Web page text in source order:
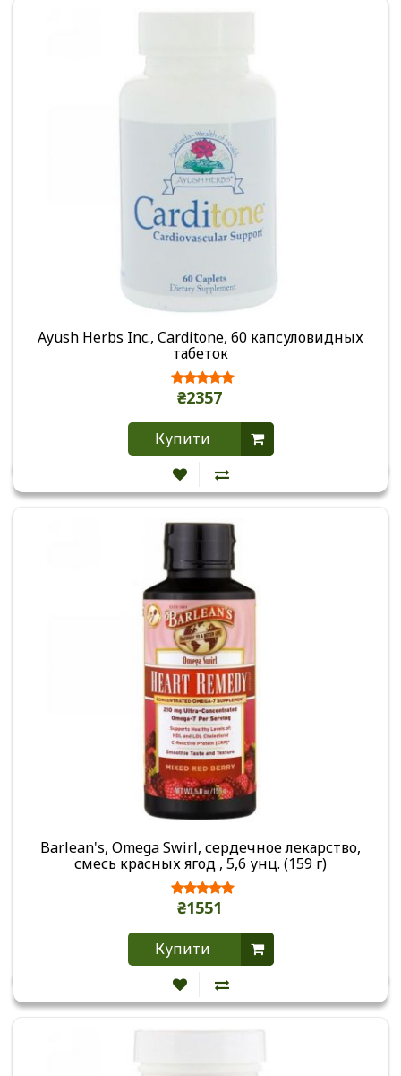
Ayush Herbs Inc., Carditone, 60 капсуловидных
табеток
₴2357
Купити
Barlean's, Omega Swirl, сердечное лекарство,
смесь красных ягод , 5,6 унц. (159 г)
₴1551
Купити